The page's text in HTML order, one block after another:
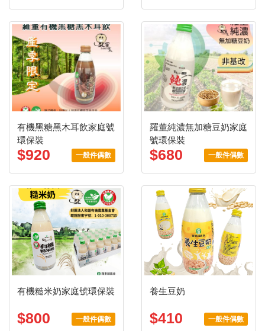
有機黑糖黑木耳飲家庭號
環保裝
$920 一般件偶數
羅董純濃無加糖豆奶家庭
號環保裝
$680 一般件偶數
有機糙米奶家庭號環保裝
$800 一般件偶數
養生豆奶
$410 一般件偶數